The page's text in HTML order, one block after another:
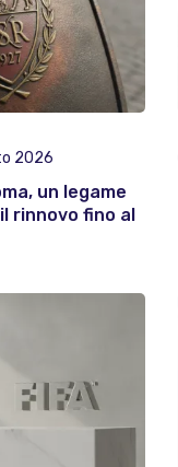
2026
un legame
rinnovo fino al